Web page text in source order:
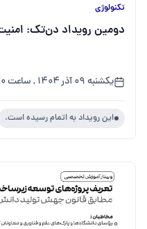
تکنولوژی
دومین رویداد دن‌تک:
یکشنبه ۰۹ آذر ۱۴۰۴ , ساعت ۱۵:۳۰
این رویداد به اتمام رسیده است.